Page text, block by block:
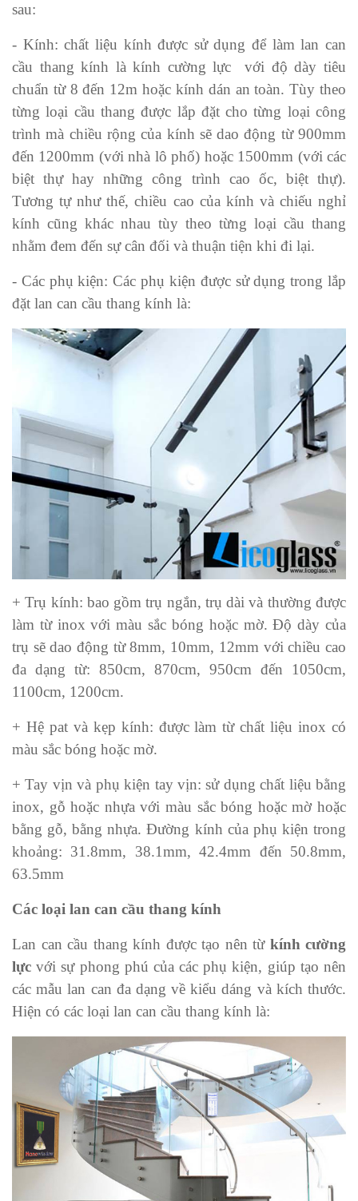
sau:
- Kính: chất liệu kính được sử dụng để làm lan can
cầu thang kính là kính cường lực với độ dày tiêu
chuẩn từ 8 đến 12m hoặc kính dán an toàn. Tùy theo
từng loại cầu thang được lắp đặt cho từng loại công
trình mà chiều rộng của kính sẽ dao động từ 900mm
đến 1200mm (với nhà lô phố) hoặc 1500mm (với các
biệt thự hay những công trình cao ốc, biệt thự).
Tương tự như thế, chiều cao của kính và chiếu nghỉ
kính cũng khác nhau tùy theo từng loại cầu thang
nhằm đem đến sự cân đối và thuận tiện khi đi lại.
- Các phụ kiện: Các phụ kiện được sử dụng trong lắp
đặt lan can cầu thang kính là:
+ Trụ kính: bao gồm trụ ngắn, trụ dài và thường được
làm từ inox với màu sắc bóng hoặc mờ. Độ dày của
trụ sẽ dao động từ 8mm, 10mm, 12mm với chiều cao
đa dạng từ: 850cm, 870cm, 950cm đến 1050cm,
1100cm, 1200cm.
+ Hệ pat và kẹp kính: được làm từ chất liệu inox có
màu sắc bóng hoặc mờ.
+ Tay vịn và phụ kiện tay vịn: sử dụng chất liệu bằng
inox, gỗ hoặc nhựa với màu sắc bóng hoặc mờ hoặc
bằng gỗ, bằng nhựa. Đường kính của phụ kiện trong
khoảng: 31.8mm, 38.1mm, 42.4mm đến 50.8mm,
63.5mm
Các loại lan can cầu thang kính
Lan can cầu thang kính được tạo nên từ kính cường
lực với sự phong phú của các phụ kiện, giúp tạo nên
các mẫu lan can đa dạng về kiểu dáng và kích thước.
Hiện có các loại lan can cầu thang kính là: